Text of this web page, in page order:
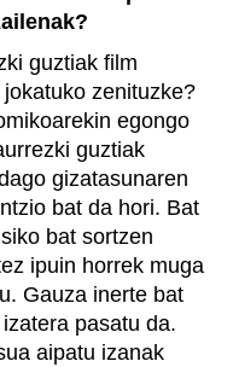
guztiak film
zenituzke?
egongo
guztiak
gizatasunaren
bat da hori. Bat
bat sortzen
ipuin horrek muga
Gauza inerte bat
pasatu da.
aipatu izanak